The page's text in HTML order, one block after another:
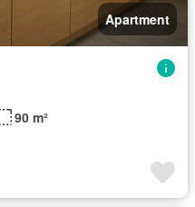
Apartment
90 m²